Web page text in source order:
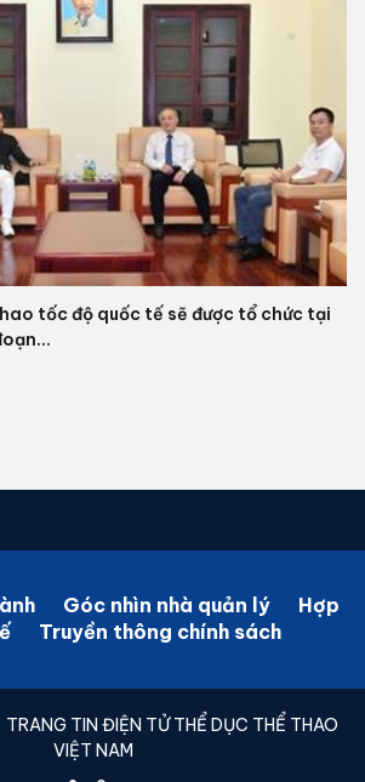
tốc độ quốc tế sẽ được tổ chức tại
Góc nhìn nhà quản lý
Hợp
Truyền thông chính sách
TIN ĐIỆN TỬ THỂ DỤC THỂ THAO
VIỆT NAM